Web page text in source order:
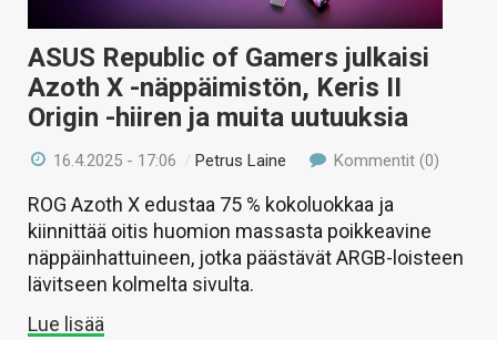
HAKU
ASUS Republic of Gamers julkaisi
Azoth X -näppäimistön, Keris II
Origin -hiiren ja muita uutuuksia
16.4.2025 - 17:06 /Petrus Laine Kommentit (0)
ROG Azoth X edustaa 75 % kokoluokkaa ja
kiinnittää oitis huomion massasta poikkeavine
näppäinhattuineen, jotka päästävät ARGB-loisteen
lävitseen kolmelta sivulta.
Lue lisää